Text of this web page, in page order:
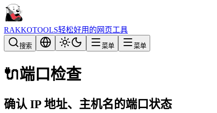
RAKKOTOOLS轻松好用的网页工具
搜索 菜单 菜单
🔌端口检查
确认 IP 地址、主机名的端口状态